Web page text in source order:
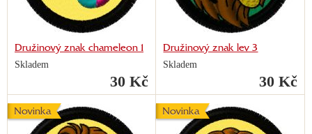
Družinový znak chameleon 1
Skladem
30 Kč
Družinový znak lev 3
Skladem
30 Kč
Novinka Novinka